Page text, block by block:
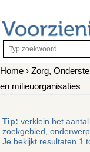
Home › Zorg,
en milieuorganisaties
Tip: verklein het
zoekgebied,
Je bekijkt resultaten 1